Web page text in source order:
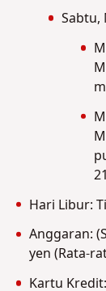
Sabtu,
Hari Libur:
Anggaran:
yen (Rata-
Kartu Kredit: